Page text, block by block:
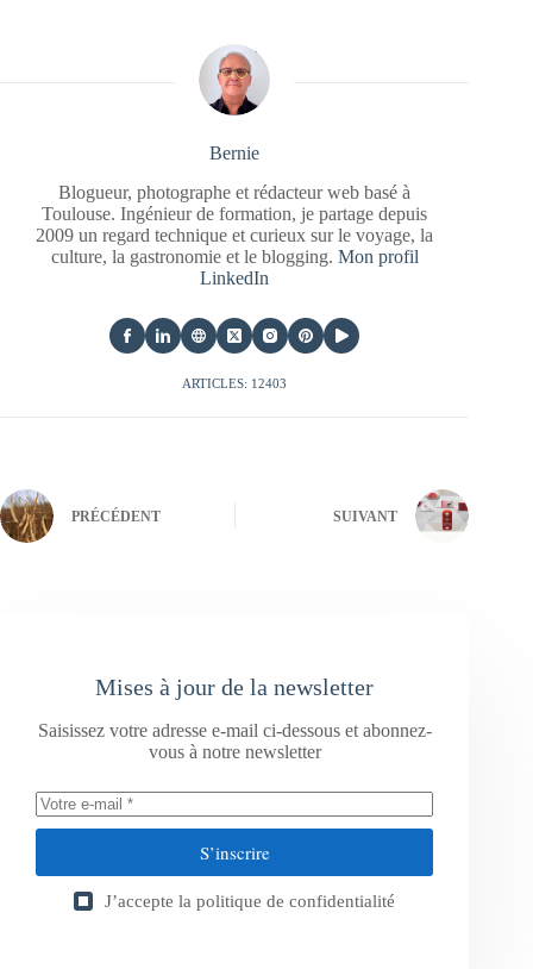
Bernie
Blogueur, photographe et rédacteur web basé à
Toulouse. Ingénieur de formation, je partage depuis
2009 un regard technique et curieux sur le voyage, la
culture, la gastronomie et le blogging. Mon profil
LinkedIn
ARTICLES: 12403
PRÉCÉDENT SUIVANT
Mises à jour de la newsletter
Saisissez votre adresse e-mail ci-dessous et abonnez-
vous à notre newsletter
S’inscrire
J’accepte la politique de confidentialité